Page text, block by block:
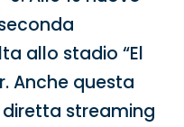
allo stadio “El
Anche questa
streaming